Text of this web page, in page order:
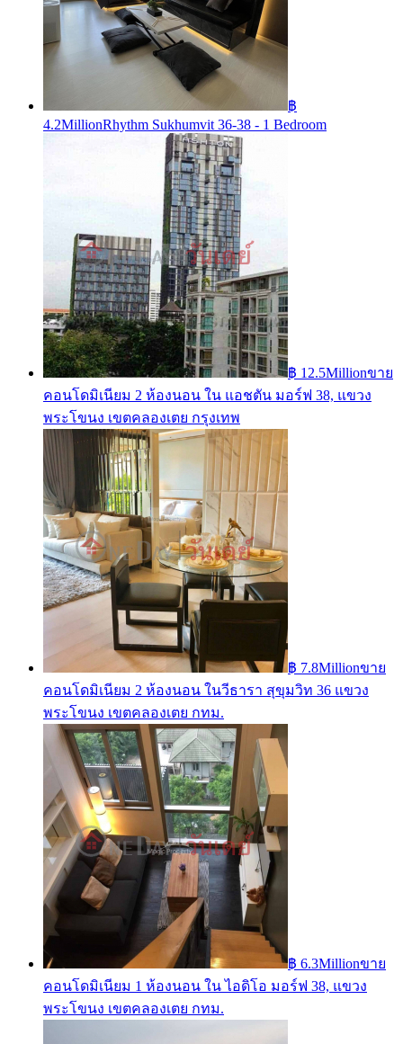
฿
4.2MillionRhythm Sukhumvit 36-38 - 1 Bedroom
฿ 12.5Millionขาย
คอนโดมิเนียม 2 ห้องนอน ใน แอชตัน มอร์ฟ 38, แขวง
พระโขนง เขตคลองเตย กรุงเทพ
฿ 7.8Millionขาย
คอนโดมิเนียม 2 ห้องนอน ในวีธารา สุขุมวิท 36 แขวง
พระโขนง เขตคลองเตย กทม.
฿ 6.3Millionขาย
คอนโดมิเนียม 1 ห้องนอน ใน ไอดิโอ มอร์ฟ 38, แขวง
พระโขนง เขตคลองเตย กทม.